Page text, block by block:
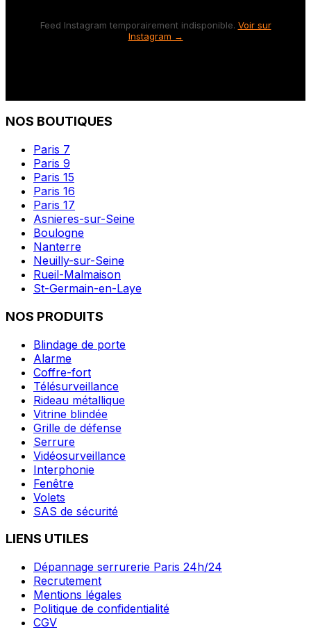
Feed Instagram temporairement indisponible. Voir sur
Instagram →
NOS BOUTIQUES
Paris 7
Paris 9
Paris 15
Paris 16
Paris 17
Asnieres-sur-Seine
Boulogne
Nanterre
Neuilly-sur-Seine
Rueil-Malmaison
St-Germain-en-Laye
NOS PRODUITS
Blindage de porte
Alarme
Coffre-fort
Télésurveillance
Rideau métallique
Vitrine blindée
Grille de défense
Serrure
Vidéosurveillance
Interphonie
Fenêtre
Volets
SAS de sécurité
LIENS UTILES
Dépannage serrurerie Paris 24h/24
Recrutement
Mentions légales
Politique de confidentialité
CGV